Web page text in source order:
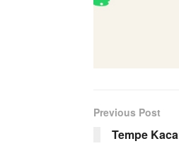
Previous Post
Tempe